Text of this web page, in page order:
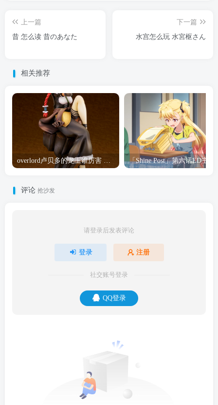
上一篇
昔 怎么读 昔のあなた
下一篇
水宫怎么玩 水宮枢さん
相关推荐
overlord卢贝多的龙王谁厉害 「Overlord」露普斯蕾琪娜·贝塔手办开订
评论 抢沙发
请登录后发表评论
登录 注册
社交账号登录
QQ登录